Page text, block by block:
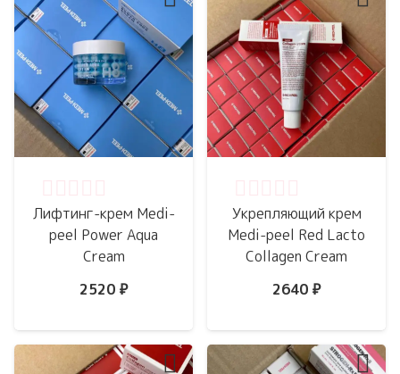
Лифтинг-крем Medi-
peel Power Aqua
Cream
2520 ₽
Укрепляющий крем
Medi-peel Red Lacto
Collagen Cream
2640 ₽